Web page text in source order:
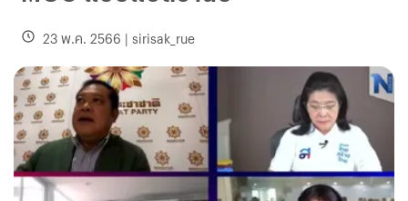
23 พ.ค. 2566 | sirisak_rue